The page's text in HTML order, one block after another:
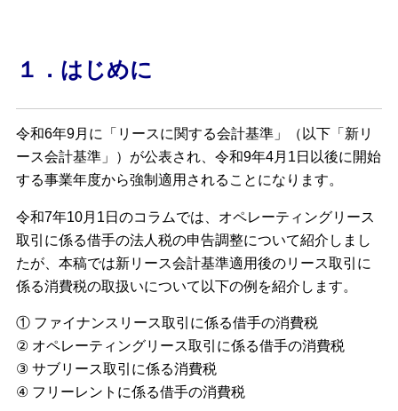
１．はじめに
令和6年9月に「リースに関する会計基準」（以下「新リ
ース会計基準」）が公表され、令和9年4月1日以後に開始
する事業年度から強制適用されることになります。
令和7年10月1日のコラムでは、オペレーティングリース
取引に係る借手の法人税の申告調整について紹介しまし
たが、本稿では新リース会計基準適用後のリース取引に
係る消費税の取扱いについて以下の例を紹介します。
① ファイナンスリース取引に係る借手の消費税
② オペレーティングリース取引に係る借手の消費税
③ サブリース取引に係る消費税
④ フリーレントに係る借手の消費税